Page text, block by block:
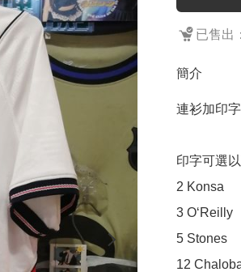
已售出
簡介
連衫加印
印字可選
2 Konsa
3 O‘Reilly
5 Stones
12